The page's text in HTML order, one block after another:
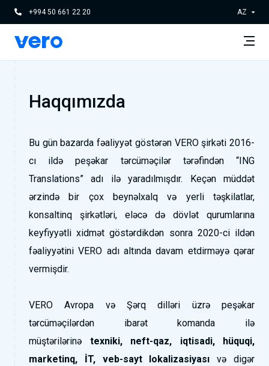
+994 50 661 22 20 AZ
Haqqımızda
Bu gün bazarda fəaliyyət göstərən VERO şirkəti 2016-
cı ildə peşəkar tərcüməçilər tərəfindən “ING
Translations” adı ilə yaradılmışdır. Keçən müddət
ərzində bir çox beynəlxalq və yerli təşkilatlar,
konsaltinq şirkətləri, eləcə də dövlət qurumlarına
keyfiyyətli xidmət göstərdikdən sonra 2020-ci ildən
fəaliyyətini VERO adı altında davam etdirməyə qərar
vermişdir.
VERO Avropa və Şərq dilləri üzrə peşəkar
tərcüməçilərdən ibarət komanda ilə
müştərilərinə texniki, neft-qaz, iqtisadi, hüquqi,
marketinq, İT, veb-sayt lokalizasiyasıvə digər